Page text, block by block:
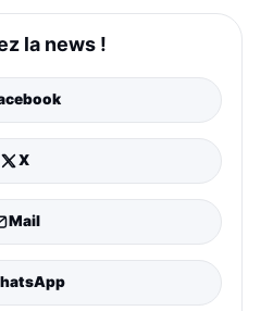
la news !
X
Mail